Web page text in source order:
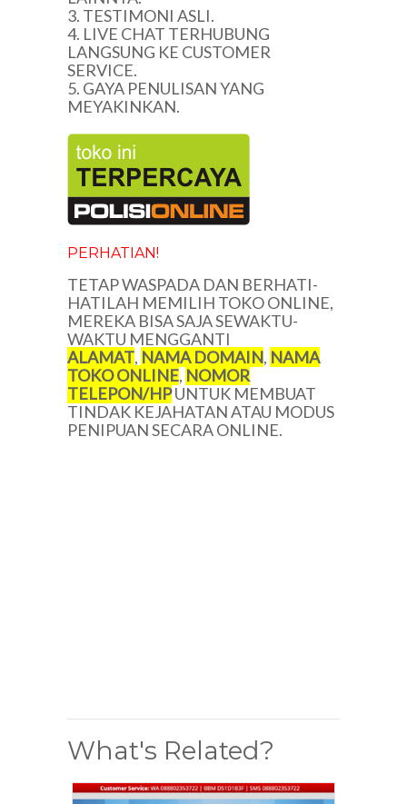
3. TESTIMONI ASLI.
4. LIVE CHAT TERHUBUNG
LANGSUNG KE CUSTOMER
SERVICE.
5. GAYA PENULISAN YANG
MEYAKINKAN.
PERHATIAN!
TETAP WASPADA DAN BERHATI-
HATILAH MEMILIH TOKO ONLINE,
MEREKA BISA SAJA SEWAKTU-
WAKTU MENGGANTI
ALAMAT, NAMA DOMAIN, NAMA
TOKO ONLINE, NOMOR
TELEPON/HPUNTUK MEMBUAT
TINDAK KEJAHATAN ATAU MODUS
PENIPUAN SECARA ONLINE.
What's Related?